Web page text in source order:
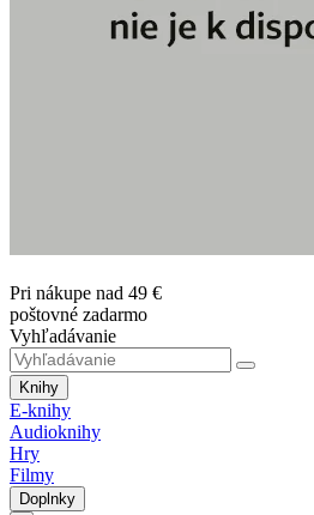
Pri nákupe nad 49 €
poštovné zadarmo
Vyhľadávanie
Knihy
E-knihy
Audioknihy
Hry
Filmy
Doplnky